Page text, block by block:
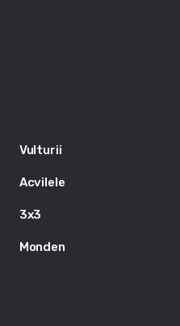
Vulturii
Acvilele
3x3
Monden